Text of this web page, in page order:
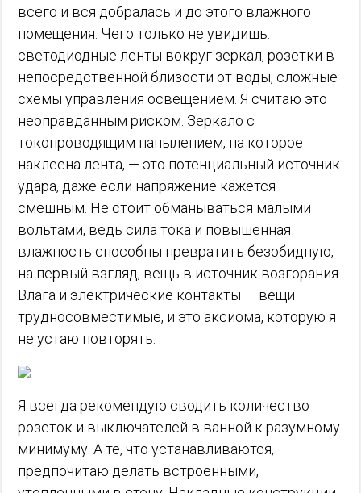
всего и вся добралась и до этого влажного
помещения. Чего только не увидишь:
светодиодные ленты вокруг зеркал, розетки в
непосредственной близости от воды, сложные
схемы управления освещением. Я считаю это
неоправданным риском. Зеркало с
токопроводящим напылением, на которое
наклеена лента, — это потенциальный источник
удара, даже если напряжение кажется
смешным. Не стоит обманываться малыми
вольтами, ведь сила тока и повышенная
влажность способны превратить безобидную,
на первый взгляд, вещь в источник возгорания.
Влага и электрические контакты — вещи
трудносовместимые, и это аксиома, которую я
не устаю повторять.
Я всегда рекомендую сводить количество
розеток и выключателей в ванной к разумному
минимуму. А те, что устанавливаются,
предпочитаю делать встроенными,